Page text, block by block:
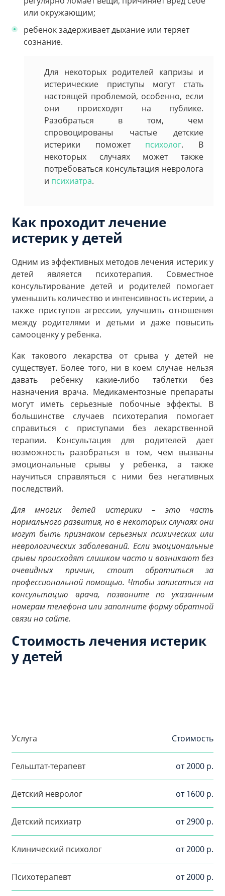
или окружающим;
ребенок задерживает дыхание или теряет
сознание.
Для некоторых родителей капризы и
истерические приступы могут стать
настоящей проблемой, особенно, если
они происходят на публике.
Разобраться в том, чем
спровоцированы частые детские
истерики поможет психолог. В
некоторых случаях может также
потребоваться консультация невролога
и психиатра.
Как проходит лечение
истерик у детей
Одним из эффективных методов лечения истерик у
детей является психотерапия. Совместное
консультирование детей и родителей помогает
уменьшить количество и интенсивность истерии, а
также приступов агрессии, улучшить отношения
между родителями и детьми и даже повысить
самооценку у ребенка.
Как такового лекарства от срыва у детей не
существует. Более того, ни в коем случае нельзя
давать ребенку какие-либо таблетки без
назначения врача. Медикаментозные препараты
могут иметь серьезные побочные эффекты. В
большинстве случаев психотерапия помогает
справиться с приступами без лекарственной
терапии. Консультация для родителей дает
возможность разобраться в том, чем вызваны
эмоциональные срывы у ребенка, а также
научиться справляться с ними без негативных
последствий.
Для многих детей истерики – это часть
нормального развития, но в некоторых случаях они
могут быть признаком серьезных психических или
неврологических заболеваний. Если эмоциональные
срывы происходят слишком часто и возникают без
очевидных причин, стоит обратиться за
профессиональной помощью. Чтобы записаться на
консультацию врача, позвоните по указанным
номерам телефона или заполните форму обратной
связи на сайте.
Стоимость лечения истерик
у детей
Услуга Стоимость
Гельштат-терапевт от 2000 р.
Детский невролог от 1600 р.
Детский психиатр от 2900 р.
Клинический психолог от 2000 р.
Психотерапевт от 2000 р.